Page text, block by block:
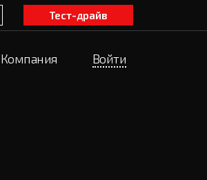
Тест-драйв
Компания Войти